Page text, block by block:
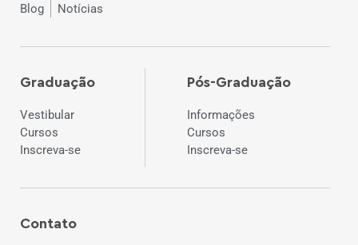
Blog
Notícias
Graduação
Vestibular
Cursos
Inscreva-se
Pós-Graduação
Informações
Cursos
Inscreva-se
Contato